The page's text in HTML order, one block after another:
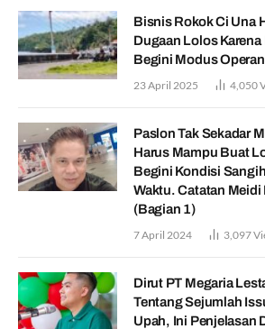
Bisnis Rokok Ci Una
Dugaan Lolos
Begini Modus
23 April 2025 4,050
Paslon Tak Sekadar
Harus Mampu Buat
Begini Kondisi
Waktu. Catatan Meidi
(Bagian 1)
7 April 2024 3,097
Dirut PT Megaria
Tentang Sejumlah
Upah, Ini Penjelasan